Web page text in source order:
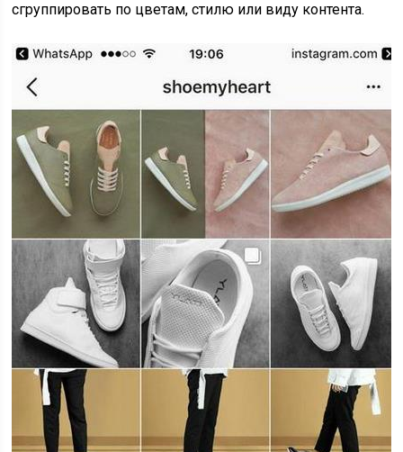
сгруппировать по цветам, стилю или виду контента.